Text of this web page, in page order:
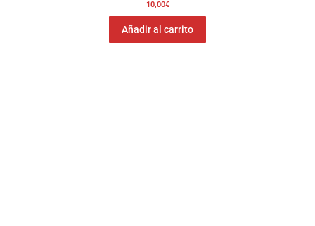
10,00€
Añadir al carrito